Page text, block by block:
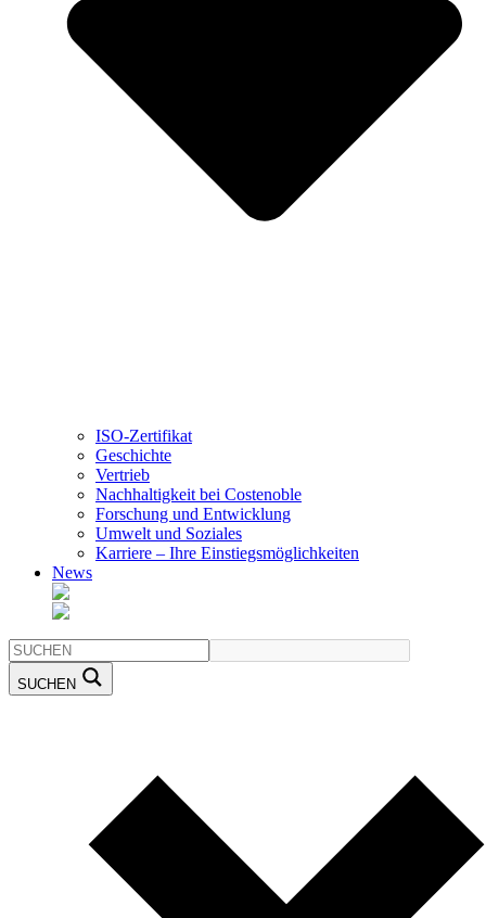
ISO-Zertifikat
Geschichte
Vertrieb
Nachhaltigkeit bei Costenoble
Forschung und Entwicklung
Umwelt und Soziales
Karriere – Ihre Einstiegsmöglichkeiten
News
SUCHEN